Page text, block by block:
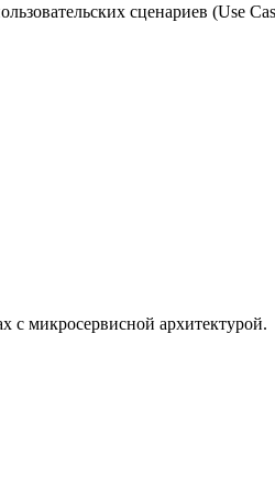
сценариев (Use
с микросервисной архитектурой.